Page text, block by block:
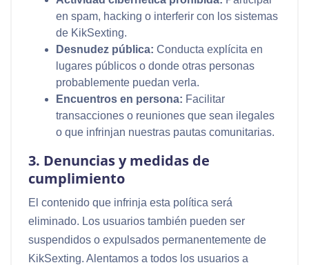
en spam, hacking o interferir con los sistemas
de KikSexting.
Desnudez pública: Conducta explícita en
lugares públicos o donde otras personas
probablemente puedan verla.
Encuentros en persona: Facilitar
transacciones o reuniones que sean ilegales
o que infrinjan nuestras pautas comunitarias.
3. Denuncias y medidas de
cumplimiento
El contenido que infrinja esta política será
eliminado. Los usuarios también pueden ser
suspendidos o expulsados permanentemente de
KikSexting. Alentamos a todos los usuarios a